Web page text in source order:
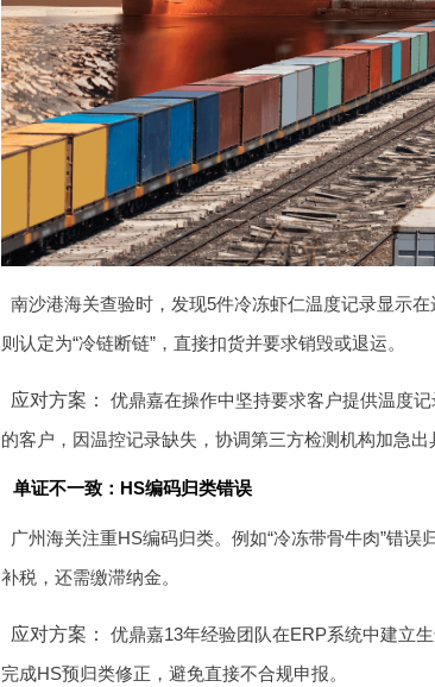
南沙港海关查验时，发现5件冷冻虾仁温度记录显示
则认定为“冷链断链”，直接扣货并要求销毁或退运。
应对方案：
优鼎嘉在操作中坚持要求客户提供温度
的客户，因温控记录缺失，协调第三方检测机构加急出
单证不一致：HS编码归类错误
广州海关注重HS编码归类。例如“冷冻带骨牛肉”错
补税，还需缴滞纳金。
应对方案：
优鼎嘉13年经验团队在ERP系统中建立
完成HS预归类修正，避免直接不合规申报。